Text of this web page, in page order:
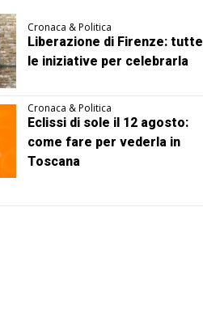
Cronaca & Politica
Liberazione di Firenze: tutte
le iniziative per celebrarla
Cronaca & Politica
Eclissi di sole il 12 agosto:
come fare per vederla in
Toscana